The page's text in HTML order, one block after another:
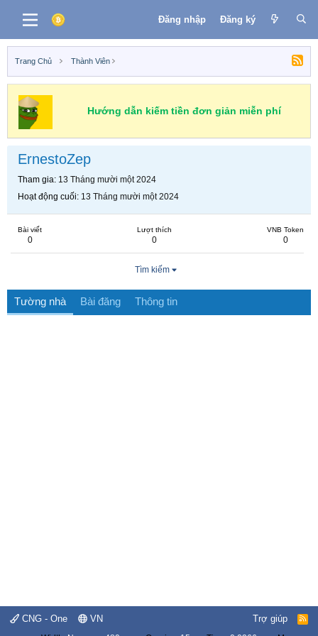
Đăng nhập Đăng ký
Trang Chủ Thành Viên
Hướng dẫn kiếm tiền đơn giản miễn phí
ErnestoZep
Tham gia 13 Tháng mười một 2024
Hoạt động cuối 13 Tháng mười một 2024
Bài viết
0
Lượt thích
0
VNB Token
0
Tìm kiếm
Tường nhà Bài đăng Thông tin
CNG - One VN Trợ giúp
R